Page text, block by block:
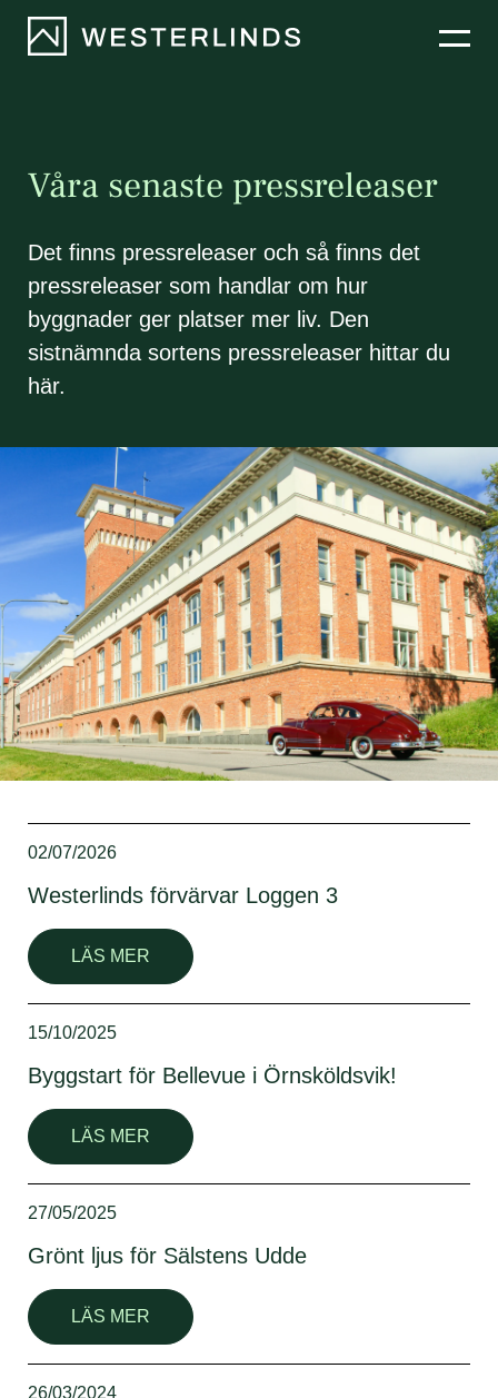
Bostäder
Projekt
Nyheter
Våra senaste pressreleaser
Det finns pressreleaser och så finns det
pressreleaser som handlar om hur
byggnader ger platser mer liv. Den
sistnämnda sortens pressreleaser hittar du
här.
02/07/2026
Westerlinds förvärvar Loggen 3
LÄS MER
15/10/2025
Byggstart för Bellevue i Örnsköldsvik!
LÄS MER
27/05/2025
Grönt ljus för Sälstens Udde
LÄS MER
26/03/2024